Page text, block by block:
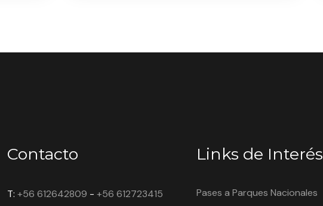
Contacto
T: +56 612642809 - +56 612723415
Links de Interés
Pases a Parques Nacionales